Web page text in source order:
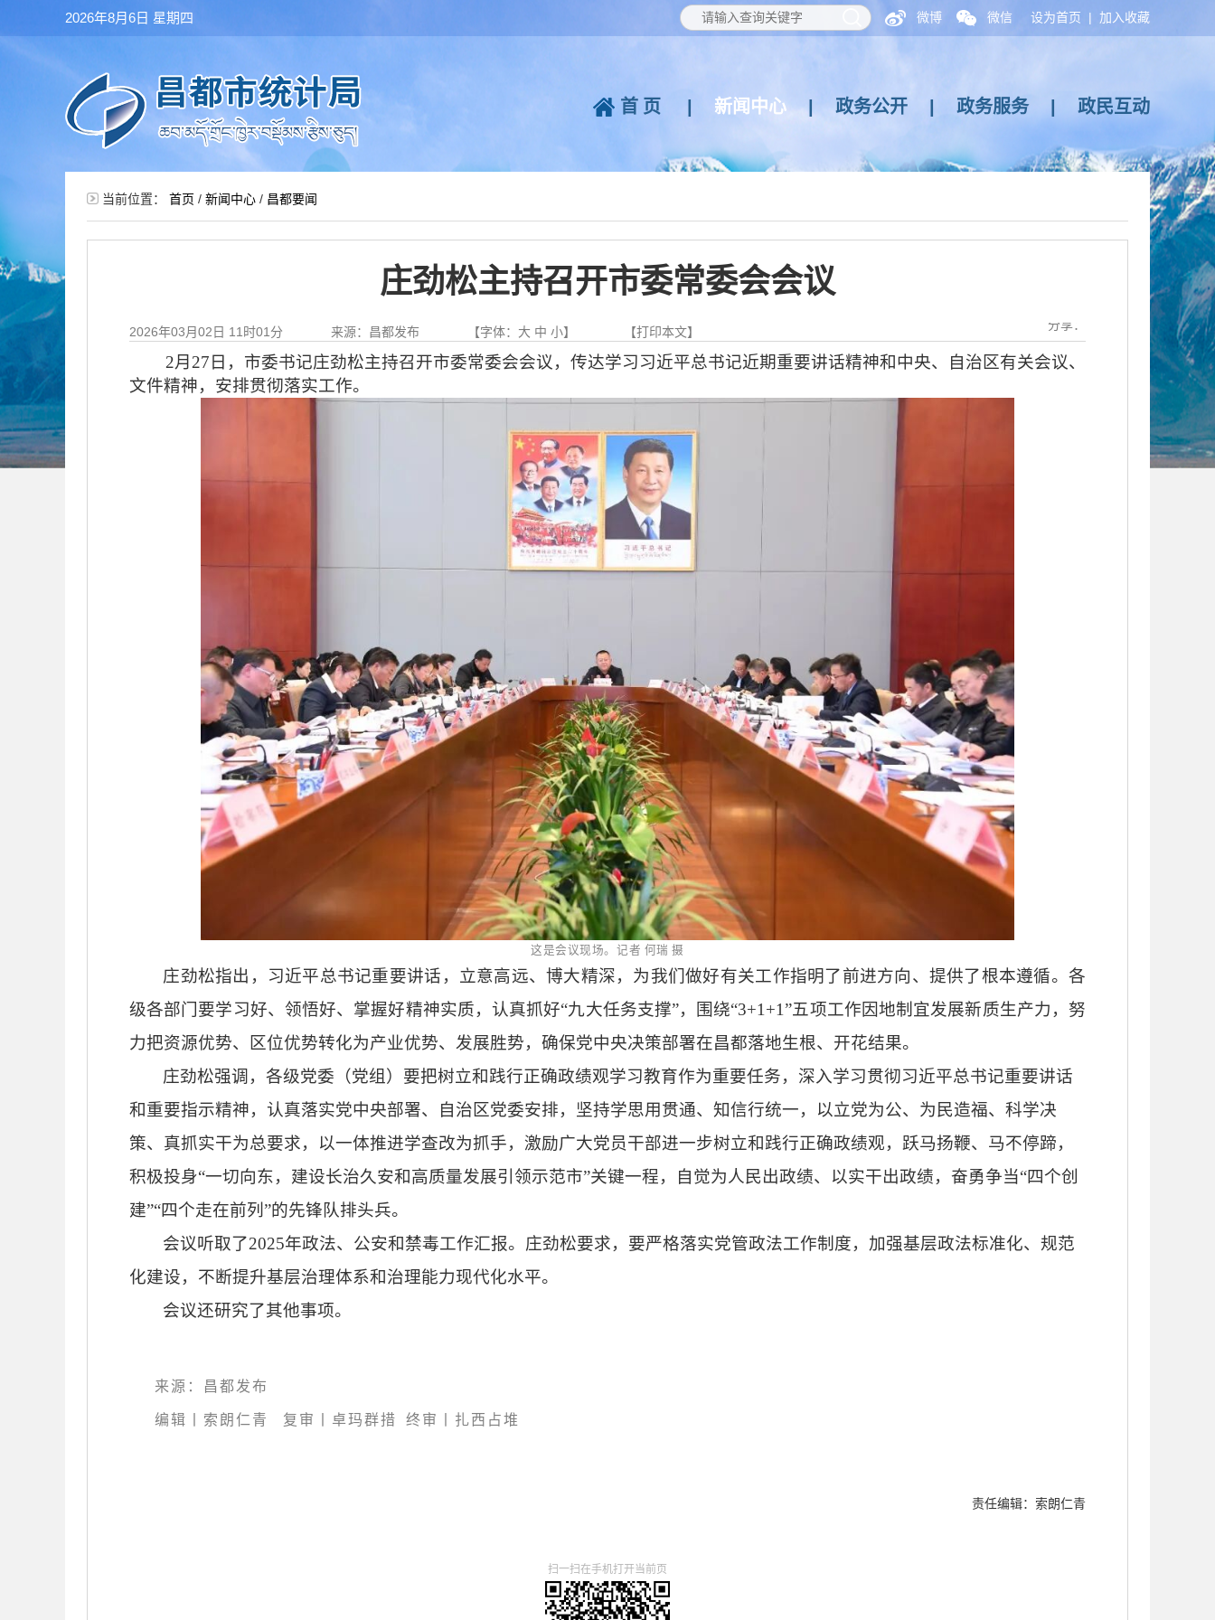
2026年8月6日 星期四 微博 微信 设为首页 | 加入收藏
首页 新闻中心 政务公开 政务服务 政民互动
当前位置： 首页 / 新闻中心 / 昌都要闻
庄劲松主持召开市委常委会会议
2026年03月02日 11时01分 来源：昌都发布 【字体： 大 中 小】 【打印本文】 分享：
2月27日，市委书记庄劲松主持召开市委常委会会议，传达学习习近平总书记近期重要讲话精神和中央、自治区有关会议、
文件精神，安排贯彻落实工作。
这是会议现场。记者 何瑞 摄
庄劲松指出，习近平总书记重要讲话，立意高远、博大精深，为我们做好有关工作指明了前进方向、提供了根本遵循。各
级各部门要学习好、领悟好、掌握好精神实质，认真抓好“九大任务支撑”，围绕“3+1+1”五项工作因地制宜发展新质生产力，努
力把资源优势、区位优势转化为产业优势、发展胜势，确保党中央决策部署在昌都落地生根、开花结果。
庄劲松强调，各级党委（党组）要把树立和践行正确政绩观学习教育作为重要任务，深入学习贯彻习近平总书记重要讲话
和重要指示精神，认真落实党中央部署、自治区党委安排，坚持学思用贯通、知信行统一，以立党为公、为民造福、科学决
策、真抓实干为总要求，以一体推进学查改为抓手，激励广大党员干部进一步树立和践行正确政绩观，跃马扬鞭、马不停蹄，
积极投身“一切向东，建设长治久安和高质量发展引领示范市”关键一程，自觉为人民出政绩、以实干出政绩，奋勇争当“四个创
建”“四个走在前列”的先锋队排头兵。
会议听取了2025年政法、公安和禁毒工作汇报。庄劲松要求，要严格落实党管政法工作制度，加强基层政法标准化、规范
化建设，不断提升基层治理体系和治理能力现代化水平。
会议还研究了其他事项。
来源：昌都发布
编辑丨索朗仁青 复审丨卓玛群措 终审丨扎西占堆
责任编辑：索朗仁青
扫一扫在手机打开当前页